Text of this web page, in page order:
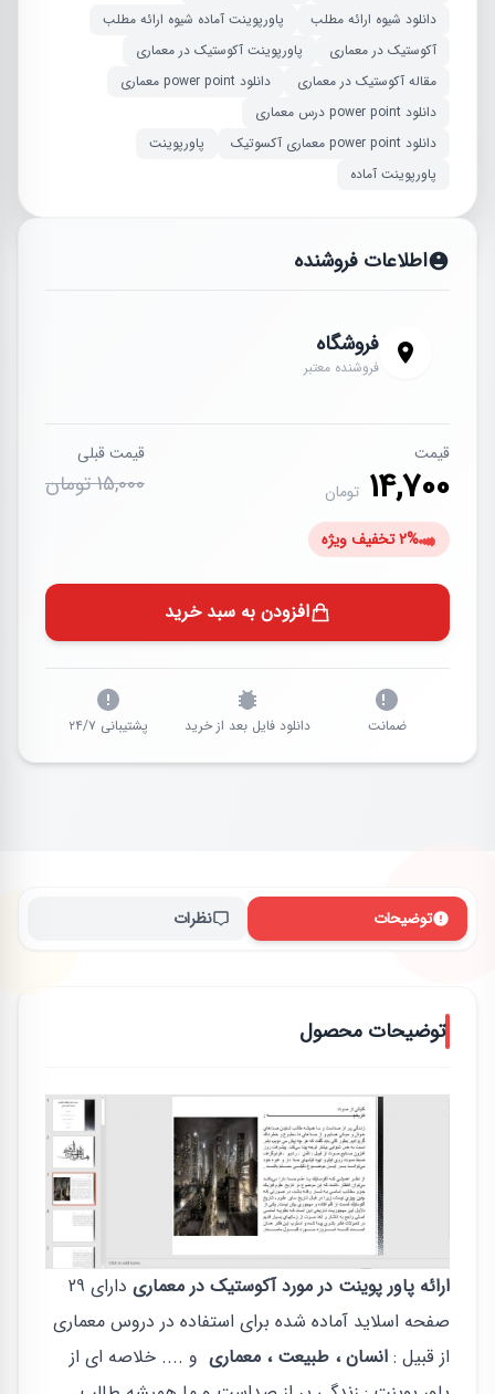
دانلود شیوه ارائه مطلب
پاورپوینت آماده شیوه ارائه مطلب
آکوستیک در معماری
پاورپوینت آکوستیک در معماری
مقاله آکوستیک در معماری
دانلود power point معماری
دانلود power point درس معماری
دانلود power point معماری آکسوتیک
پاورپوینت
پاورپوینت آماده
اطلاعات فروشنده
فروشگاه
فروشنده معتبر
قیمت
14,700 تومان
قیمت قبلی
15,000 تومان
2% تخفیف ویژه
افزودن به سبد خرید
ضمانت دانلود فایل بعد از خرید پشتیبانی ۲۴/۷
توضیحات نظرات
توضیحات محصول
ارائه پاور پوینت در مورد آکوستیک در معماری
دارای 29
صفحه اسلاید آماده شده برای استفاده در دروس معماری
از قبیل : انسان ، طبیعت ، معماری و .... خلاصه ای از